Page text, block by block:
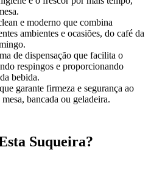
e moderno que combina
ambientes e ocasiões, do café da
de dispensação que facilita o
respingos e proporcionando
bebida.
garante firmeza e segurança ao
bancada ou geladeira.
Suqueira?